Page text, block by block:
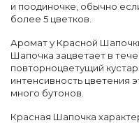
и поодиночке, обычно
более 5 цветков.
Аромат у Красной
Шапочка зацветает в
повторноцветущий
интенсивность цветения
много бутонов.
Красная Шапочка